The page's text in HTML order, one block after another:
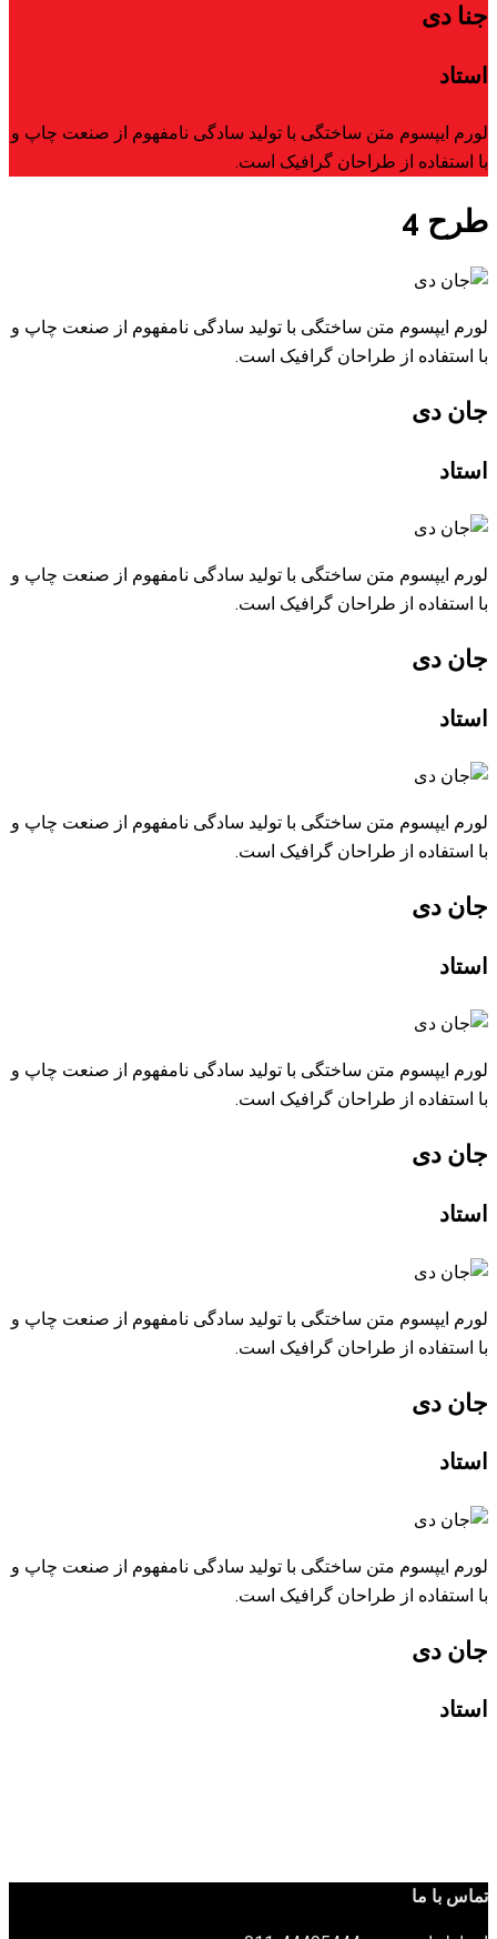
جنا دی
استاد
لورم ایپسوم متن ساختگی با تولید سادگی نامفهوم از صنعت چاپ و
با استفاده از طراحان گرافیک است.
طرح 4
لورم ایپسوم متن ساختگی با تولید سادگی نامفهوم از صنعت چاپ و
با استفاده از طراحان گرافیک است.
جان دی
استاد
لورم ایپسوم متن ساختگی با تولید سادگی نامفهوم از صنعت چاپ و
با استفاده از طراحان گرافیک است.
جان دی
استاد
لورم ایپسوم متن ساختگی با تولید سادگی نامفهوم از صنعت چاپ و
با استفاده از طراحان گرافیک است.
جان دی
استاد
لورم ایپسوم متن ساختگی با تولید سادگی نامفهوم از صنعت چاپ و
با استفاده از طراحان گرافیک است.
جان دی
استاد
لورم ایپسوم متن ساختگی با تولید سادگی نامفهوم از صنعت چاپ و
با استفاده از طراحان گرافیک است.
جان دی
استاد
لورم ایپسوم متن ساختگی با تولید سادگی نامفهوم از صنعت چاپ و
با استفاده از طراحان گرافیک است.
جان دی
استاد
تماس با ما